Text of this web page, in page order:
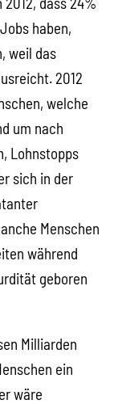
haben,
weil das
2012
welche
um nach
Lohnstopps
sich in der
Menschen
während
geboren
Milliarden
ein
wäre